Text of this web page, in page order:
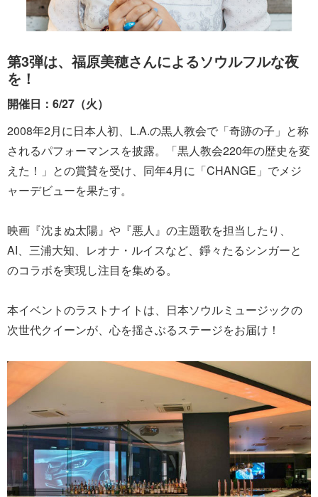
第3弾は、福原美穂さんによるソウルフルな夜
を！
開催日：6/27（火）
2008年2月に日本人初、L.A.の黒人教会で「奇跡の子」と称
されるパフォーマンスを披露。「黒人教会220年の歴史を変
えた！」との賞賛を受け、同年4月に「CHANGE」でメジ
ャーデビューを果たす。
映画『沈まぬ太陽』や『悪人』の主題歌を担当したり、
AI、三浦大知、レオナ・ルイスなど、錚々たるシンガーと
のコラボを実現し注目を集める。
本イベントのラストナイトは、日本ソウルミュージックの
次世代クイーンが、心を揺さぶるステージをお届け！